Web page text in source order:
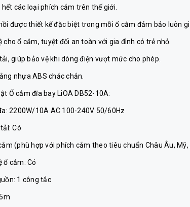
các loại phích cắm trên thế giới.
được thiết kế đặc biệt trong mỗi ổ cắm đảm bảo luôn
cho ổ cắm, tuyệt đối an toàn với gia đình có trẻ nhỏ.
giúp bảo vệ khi dòng điện vượt mức cho phép.
nhựa ABS chắc chắn.
Ổ cắm đĩa bay LiOA DB52-10A:
2200W/10A AC 100-240V 50/60Hz
Có
(phù hợp với phích cắm theo tiêu chuẩn Châu Âu, Mỹ,
ổ cắm: Có
1 công tắc